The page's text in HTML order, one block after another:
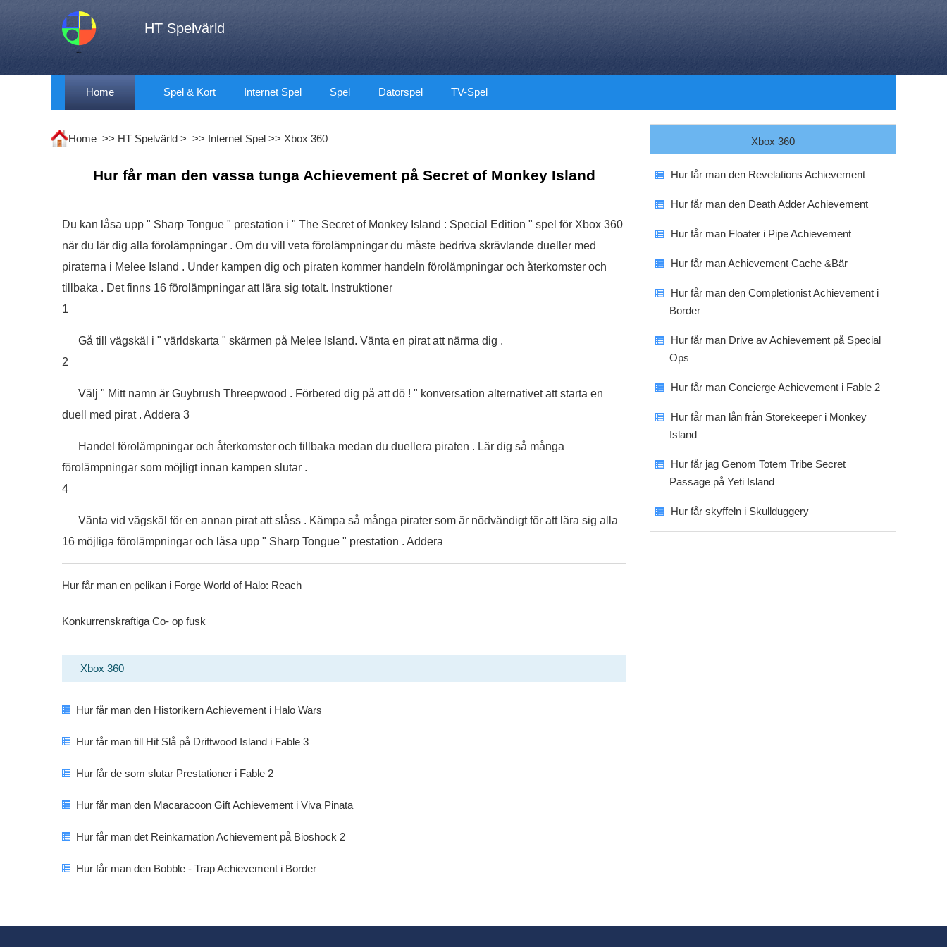
HT Spelvärld
Home Spel & Kort Internet Spel Spel Datorspel TV-Spel
Home >> HT Spelvärld > >> Internet Spel >> Xbox 360
Hur får man den vassa tunga Achievement på Secret of Monkey Island
Du kan låsa upp " Sharp Tongue " prestation i " The Secret of Monkey Island : Special Edition " spel för Xbox 360
när du lär dig alla förolämpningar . Om du vill veta förolämpningar du måste bedriva skrävlande dueller med
piraterna i Melee Island . Under kampen dig och piraten kommer handeln förolämpningar och återkomster och
tillbaka . Det finns 16 förolämpningar att lära sig totalt. Instruktioner
1
Gå till vägskäl i " världskarta " skärmen på Melee Island. Vänta en pirat att närma dig .
2
Välj " Mitt namn är Guybrush Threepwood . Förbered dig på att dö ! " konversation alternativet att starta en
duell med pirat . Addera 3
Handel förolämpningar och återkomster och tillbaka medan du duellera piraten . Lär dig så många
förolämpningar som möjligt innan kampen slutar .
4
Vänta vid vägskäl för en annan pirat att slåss . Kämpa så många pirater som är nödvändigt för att lära sig alla
16 möjliga förolämpningar och låsa upp " Sharp Tongue " prestation . Addera
Hur får man en pelikan i Forge World of Halo: Reach
Konkurrenskraftiga Co- op fusk
Xbox 360
Hur får man den Historikern Achievement i Halo Wars
Hur får man till Hit Slå på Driftwood Island i Fable 3
Hur får de som slutar Prestationer i Fable 2
Hur får man den Macaracoon Gift Achievement i Viva Pinata
Hur får man det Reinkarnation Achievement på Bioshock 2
Hur får man den Bobble - Trap Achievement i Border
Xbox 360
Hur får man den Revelations Achievement
Hur får man den Death Adder Achievement
Hur får man Floater i Pipe Achievement
Hur får man Achievement Cache &Bär
Hur får man den Completionist Achievement i
Border
Hur får man Drive av Achievement på Special
Ops
Hur får man Concierge Achievement i Fable 2
Hur får man lån från Storekeeper i Monkey
Island
Hur får jag Genom Totem Tribe Secret
Passage på Yeti Island
Hur får skyffeln i Skullduggery